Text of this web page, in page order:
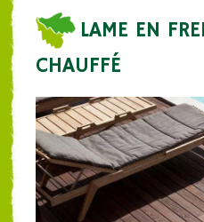
LAME EN
CHAUFFÉ